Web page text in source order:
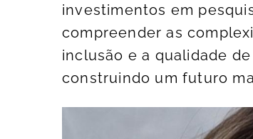
investimentos em
compreender as
inclusão e a qualidade
construindo um futuro